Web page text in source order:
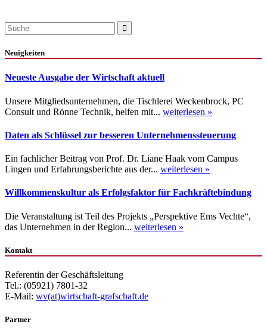
Suche:
Neuigkeiten
Neueste Ausgabe der Wirtschaft aktuell
Unsere Mitgliedsunternehmen, die Tischlerei Weckenbrock, PC
Consult und Rönne Technik, helfen mit... weiterlesen »
Daten als Schlüssel zur besseren Unternehmenssteuerung
Ein fachlicher Beitrag von Prof. Dr. Liane Haak vom Campus
Lingen und Erfahrungsberichte aus der... weiterlesen »
Willkommenskultur als Erfolgsfaktor für Fachkräftebindung
Die Veranstaltung ist Teil des Projekts „Perspektive Ems Vechte“,
das Unternehmen in der Region... weiterlesen »
Kontakt
Referentin der Geschäftsleitung
Tel.: (05921) 7801-32
E-Mail: wv(at)wirtschaft-grafschaft.de
Partner